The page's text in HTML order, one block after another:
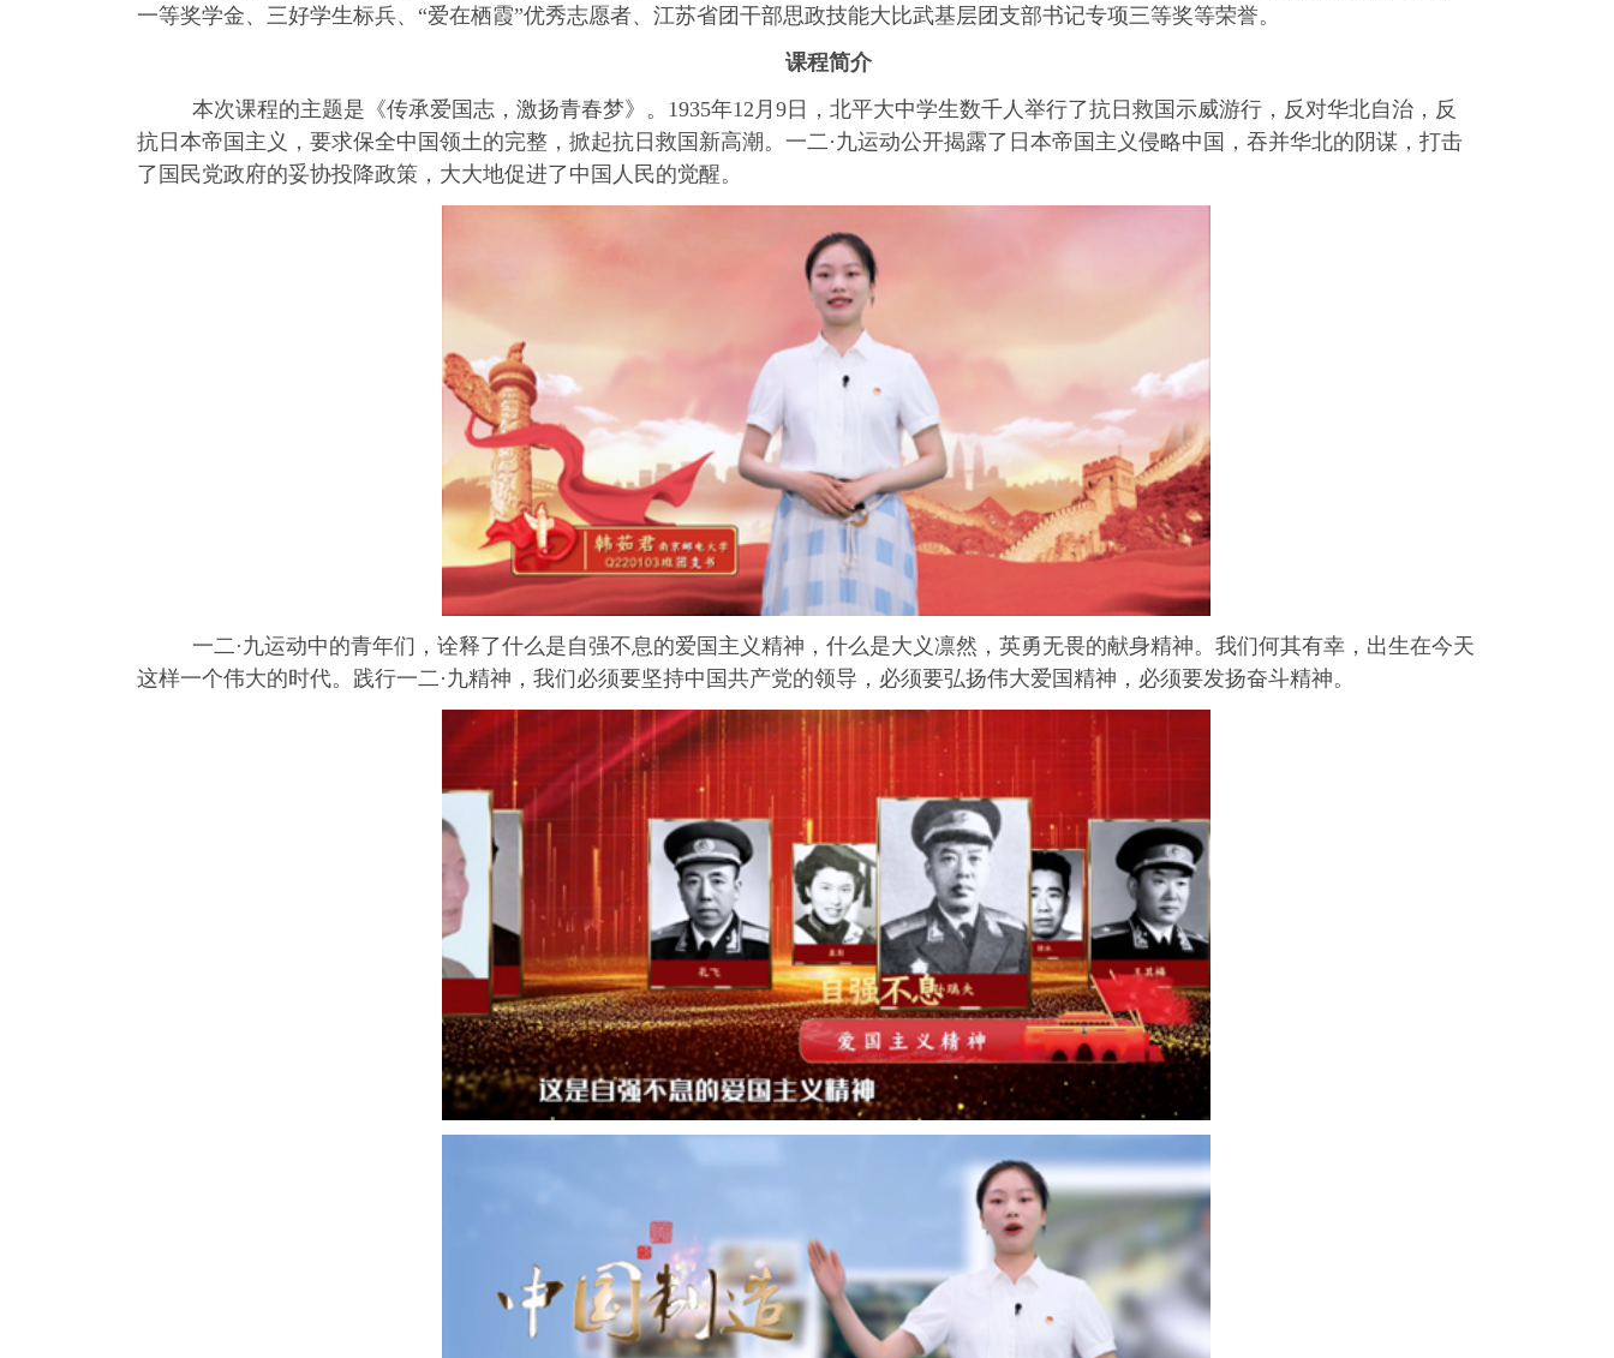
一等奖学金、三好学生标兵、“爱在栖霞”优秀志愿者、江苏省团干部思政技能大比武基层团支部书记专项三等奖等荣誉。
课程简介
本次课程的主题是《传承爱国志，激扬青春梦》。1935年12月9日，北平大中学生数千人举行了抗日救国示威游行，反对华北自治，反
抗日本帝国主义，要求保全中国领土的完整，掀起抗日救国新高潮。一二·九运动公开揭露了日本帝国主义侵略中国，吞并华北的阴谋，打击
了国民党政府的妥协投降政策，大大地促进了中国人民的觉醒。
一二·九运动中的青年们，诠释了什么是自强不息的爱国主义精神，什么是大义凛然，英勇无畏的献身精神。我们何其有幸，出生在今天
这样一个伟大的时代。践行一二·九精神，我们必须要坚持中国共产党的领导，必须要弘扬伟大爱国精神，必须要发扬奋斗精神。